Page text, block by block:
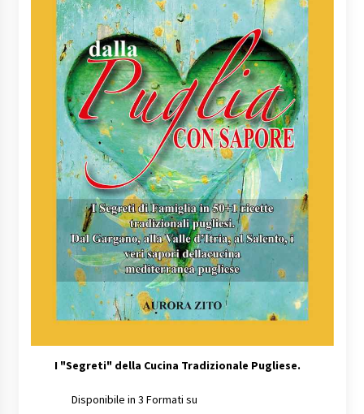
I "Segreti" della Cucina Tradizionale Pugliese.
Disponibile in 3 Formati su